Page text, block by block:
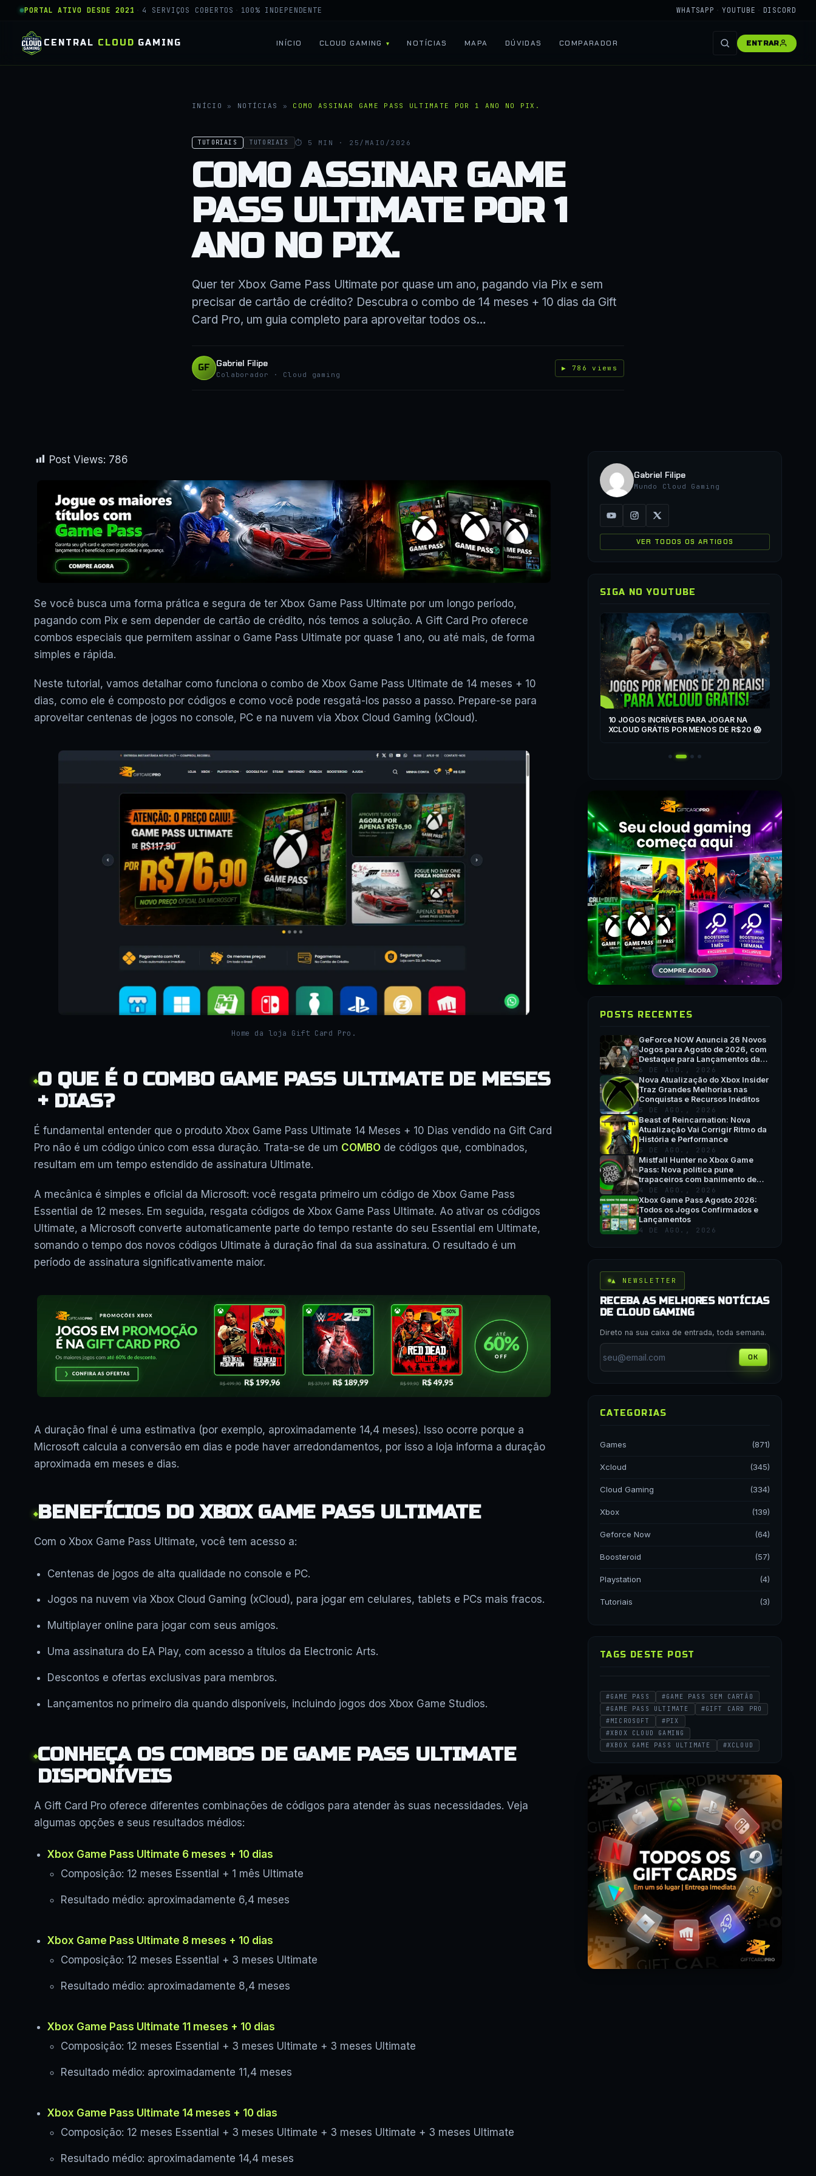
PORTAL ATIVO DESDE 2021 · 4 SERVIÇOS COBERTOS · 100% INDEPENDENTE WHATSAPP · YOUTUBE · DISCORD
CENTRAL CLOUD GAMING INÍCIO CLOUD GAMING NOTÍCIAS MAPA DÚVIDAS COMPARADOR ENTRAR
INÍCIO » NOTÍCIAS » COMO ASSINAR GAME PASS ULTIMATE POR 1 ANO NO PIX.
TUTORIAIS TUTORIAIS ⏱ 5 MIN · 25/MAIO/2026
COMO ASSINAR GAME
PASS ULTIMATE POR 1
ANO NO PIX.
Quer ter Xbox Game Pass Ultimate por quase um ano, pagando via Pix e sem
precisar de cartão de crédito? Descubra o combo de 14 meses + 10 dias da Gift
Card Pro, um guia completo para aproveitar todos os…
GF Gabriel Filipe
Colaborador · Cloud gaming
▶ 786 views
Post Views: 786
Se você busca uma forma prática e segura de ter Xbox Game Pass Ultimate por um longo período,
pagando com Pix e sem depender de cartão de crédito, nós temos a solução. A Gift Card Pro oferece
combos especiais que permitem assinar o Game Pass Ultimate por quase 1 ano, ou até mais, de forma
simples e rápida.
Neste tutorial, vamos detalhar como funciona o combo de Xbox Game Pass Ultimate de 14 meses + 10
dias, como ele é composto por códigos e como você pode resgatá-los passo a passo. Prepare-se para
aproveitar centenas de jogos no console, PC e na nuvem via Xbox Cloud Gaming (xCloud).
Home da loja Gift Card Pro.
O QUE É O COMBO GAME PASS ULTIMATE DE MESES
+ DIAS?
É fundamental entender que o produto Xbox Game Pass Ultimate 14 Meses + 10 Dias vendido na Gift Card
Pro não é um código único com essa duração. Trata-se de um COMBO de códigos que, combinados,
resultam em um tempo estendido de assinatura Ultimate.
A mecânica é simples e oficial da Microsoft: você resgata primeiro um código de Xbox Game Pass
Essential de 12 meses. Em seguida, resgata códigos de Xbox Game Pass Ultimate. Ao ativar os códigos
Ultimate, a Microsoft converte automaticamente parte do tempo restante do seu Essential em Ultimate,
somando o tempo dos novos códigos Ultimate à duração final da sua assinatura. O resultado é um
período de assinatura significativamente maior.
A duração final é uma estimativa (por exemplo, aproximadamente 14,4 meses). Isso ocorre porque a
Microsoft calcula a conversão em dias e pode haver arredondamentos, por isso a loja informa a duração
aproximada em meses e dias.
BENEFÍCIOS DO XBOX GAME PASS ULTIMATE
Com o Xbox Game Pass Ultimate, você tem acesso a:
Centenas de jogos de alta qualidade no console e PC.
Jogos na nuvem via Xbox Cloud Gaming (xCloud), para jogar em celulares, tablets e PCs mais fracos.
Multiplayer online para jogar com seus amigos.
Uma assinatura do EA Play, com acesso a títulos da Electronic Arts.
Descontos e ofertas exclusivas para membros.
Lançamentos no primeiro dia quando disponíveis, incluindo jogos dos Xbox Game Studios.
CONHEÇA OS COMBOS DE GAME PASS ULTIMATE
DISPONÍVEIS
A Gift Card Pro oferece diferentes combinações de códigos para atender às suas necessidades. Veja
algumas opções e seus resultados médios:
Xbox Game Pass Ultimate 6 meses + 10 dias
Composição: 12 meses Essential + 1 mês Ultimate
Resultado médio: aproximadamente 6,4 meses
Xbox Game Pass Ultimate 8 meses + 10 dias
Composição: 12 meses Essential + 3 meses Ultimate
Resultado médio: aproximadamente 8,4 meses
Xbox Game Pass Ultimate 11 meses + 10 dias
Composição: 12 meses Essential + 3 meses Ultimate + 3 meses Ultimate
Resultado médio: aproximadamente 11,4 meses
Xbox Game Pass Ultimate 14 meses + 10 dias
Composição: 12 meses Essential + 3 meses Ultimate + 3 meses Ultimate + 3 meses Ultimate
Resultado médio: aproximadamente 14,4 meses
Gabriel Filipe
Mundo Cloud Gaming
VER TODOS OS ARTIGOS
SIGA NO YOUTUBE
XCLOUD GRÁTIS: COD WARZONE
▶
10 JOGOS INCRÍVEIS PARA JOGAR NA
XCLOUD GRÁTIS POR MENOS DE R$20 😱
POSTS RECENTES
GeForce NOW Anuncia 26 Novos
Jogos para Agosto de 2026, com
Destaque para Lançamentos da
Semana e QuakeCon
6 DE AGO., 2026
Nova Atualização do Xbox Insider
Traz Grandes Melhorias nas
Conquistas e Recursos Inéditos
5 DE AGO., 2026
Beast of Reincarnation: Nova
Atualização Vai Corrigir Ritmo da
História e Performance
5 DE AGO., 2026
Mistfall Hunter no Xbox Game
Pass: Nova política pune
trapaceiros com banimento de
hardware
4 DE AGO., 2026
Xbox Game Pass Agosto 2026:
Todos os Jogos Confirmados e
Lançamentos
4 DE AGO., 2026
▲ NEWSLETTER
RECEBA AS MELHORES NOTÍCIAS
DE CLOUD GAMING
Direto na sua caixa de entrada, toda semana.
OK
CATEGORIAS
Games (871)
Xcloud (345)
Cloud Gaming (334)
Xbox (139)
Geforce Now (64)
Boosteroid (57)
Playstation (4)
Tutoriais (3)
TAGS DESTE POST
#GAME PASS
#GAME PASS SEM CARTÃO
#GAME PASS ULTIMATE
#GIFT CARD PRO
#MICROSOFT
#PIX
#XBOX CLOUD GAMING
#XBOX GAME PASS ULTIMATE
#XCLOUD